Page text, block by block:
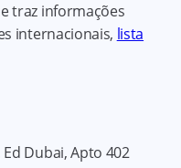
traz informações
internacionais, lista
Dubai, Apto 402